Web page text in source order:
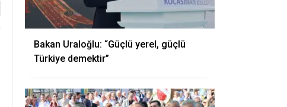
Bakan Uraloğlu: “Güçlü yerel, güçlü
Türkiye demektir”